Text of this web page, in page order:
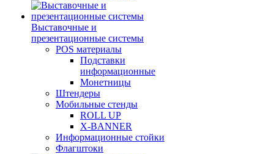
Выставочные и
презентационные системы
POS материалы
Подставки
информационные
Монетницы
Штендеры
Мобильные стенды
ROLL UP
X-BANNER
Информационные стойки
Флагштоки